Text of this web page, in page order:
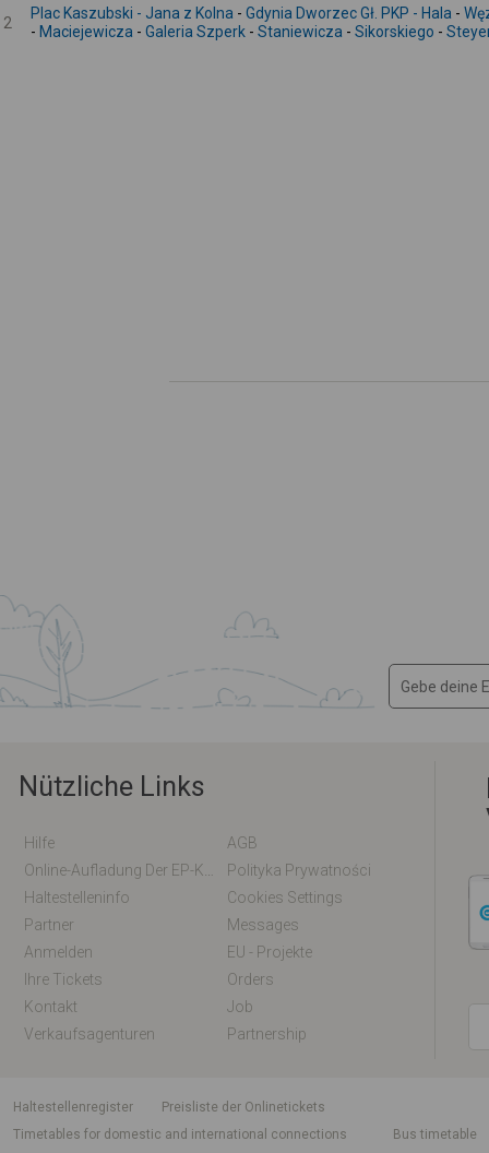
2
Plac Kaszubski - Jana z Kolna - Gdynia Dworzec Gł. PKP - Hala -
- Maciejewicza - Galeria Szperk - Staniewicza - Sikorskiego -
Nützliche Links
Hilfe
AGB
Polityka Prywatności
Haltestelleninfo
Cookies Settings
Partner
Messages
Anmelden
EU - Projekte
Ihre Tickets
Orders
Kontakt
Job
Verkaufsagenturen
Partnership
Haltestellenregister
Preisliste der Onlinetickets
Timetables for domestic and international connections
Bus timetable